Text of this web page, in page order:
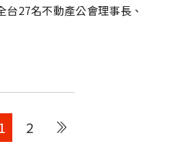
27名不動產公會理事長、
1 2